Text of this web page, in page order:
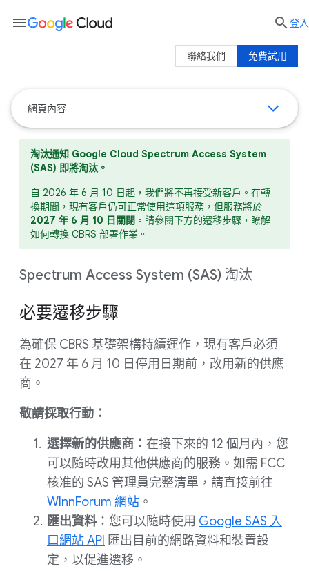
網頁內容
淘汰通知 Google Cloud Spectrum Access System
(SAS) 即將淘汰。
自 2026 年 6 月 10 日起，我們將不再接受新客戶。在轉
換期間，現有客戶仍可正常使用這項服務，但服務將於
2027 年 6 月 10 日關閉 。請參閱下方的遷移步驟，瞭解
如何轉換 CBRS 部署作業。
Spectrum Access System (SAS) 淘汰
必要遷移步驟
為確保 CBRS 基礎架構持續運作，現有客戶必須
在 2027 年 6 月 10 日停用日期前，改用新的供應
商。
敬請採取行動：
選擇新的供應商： 在接下來的 12 個月內，您
可以隨時改用其他供應商的服務。如需 FCC
核准的 SAS 管理員完整清單，請直接前往
WInnForum 網站 。
匯出資料 ：您可以隨時使用 Google SAS 入
口網站 API 匯出目前的網路資料和裝置設
定，以促進遷移。
menu  登入
免費試用
聯絡我們